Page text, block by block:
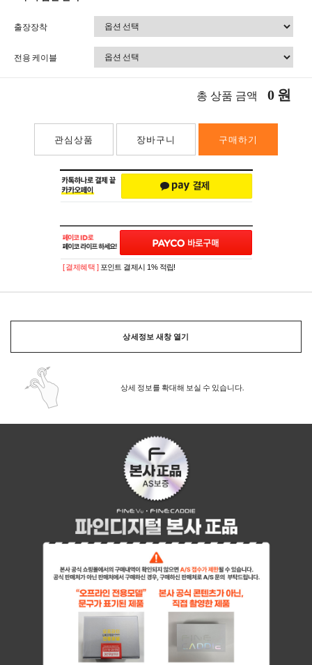
출장장착
전용 케이블
총 상품 금액 0 원
관심상품 장바구니 구매하기
페이코 ID로 페이
[ 결제혜택 ] 포인트 결제시 1% 적립!
상세정보 새창 열기
상세 정보를 확대해 보실 수 있습니다.